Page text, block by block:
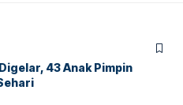
43 Anak Pimpin